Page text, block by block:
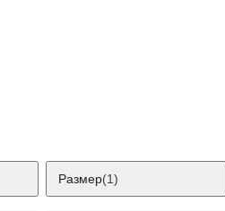
Размер(1)